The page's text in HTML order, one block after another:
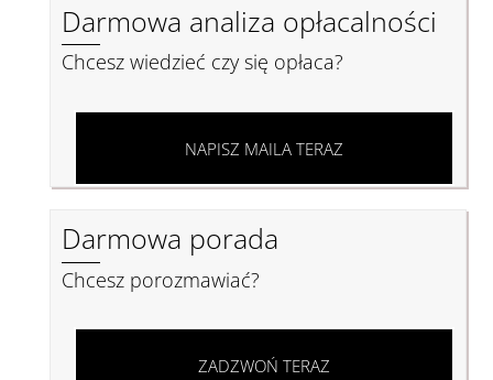
Darmowa analiza opłacalności
Chcesz wiedzieć czy się opłaca?
NAPISZ MAILA TERAZ
Darmowa porada
Chcesz porozmawiać?
ZADZWOŃ TERAZ